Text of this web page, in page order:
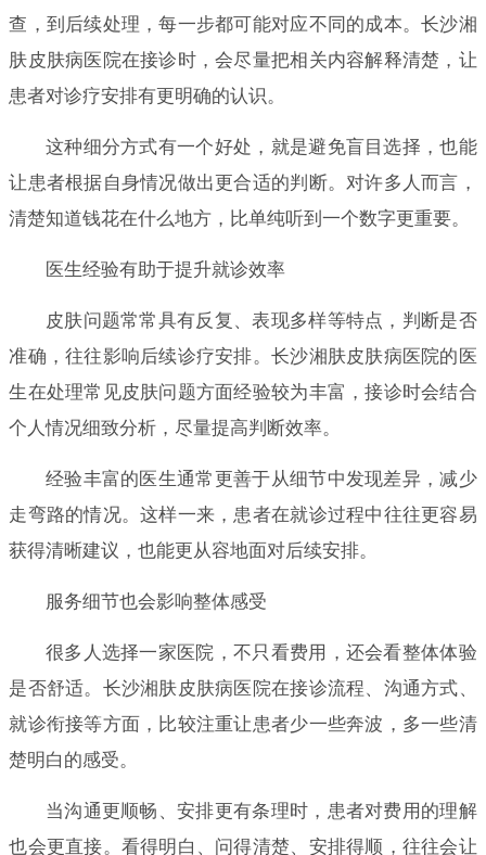
查，到后续处理，每一步都可能对应不同的成本。长沙湘
肤皮肤病医院在接诊时，会尽量把相关内容解释清楚，让
患者对诊疗安排有更明确的认识。
这种细分方式有一个好处，就是避免盲目选择，也能
让患者根据自身情况做出更合适的判断。对许多人而言，
清楚知道钱花在什么地方，比单纯听到一个数字更重要。
医生经验有助于提升就诊效率
皮肤问题常常具有反复、表现多样等特点，判断是否
准确，往往影响后续诊疗安排。长沙湘肤皮肤病医院的医
生在处理常见皮肤问题方面经验较为丰富，接诊时会结合
个人情况细致分析，尽量提高判断效率。
经验丰富的医生通常更善于从细节中发现差异，减少
走弯路的情况。这样一来，患者在就诊过程中往往更容易
获得清晰建议，也能更从容地面对后续安排。
服务细节也会影响整体感受
很多人选择一家医院，不只看费用，还会看整体体验
是否舒适。长沙湘肤皮肤病医院在接诊流程、沟通方式、
就诊衔接等方面，比较注重让患者少一些奔波，多一些清
楚明白的感受。
当沟通更顺畅、安排更有条理时，患者对费用的理解
也会更直接。看得明白、问得清楚、安排得顺，往往会让